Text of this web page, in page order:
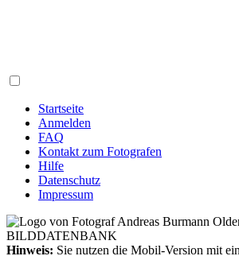
Startseite
Anmelden
FAQ
Kontakt zum Fotografen
Hilfe
Datenschutz
Impressum
Hinweis: Sie nutzen die Mobil-Version mit